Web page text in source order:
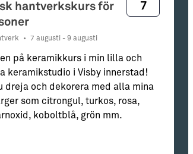
hantverkskurs för
• 7 augusti - 9 augusti
7
på keramikkurs i min lilla och
keramikstudio i Visby innerstad!
dreja och dekorera med alla mina
som citrongul, turkos, rosa,
koboltblå, grön mm.